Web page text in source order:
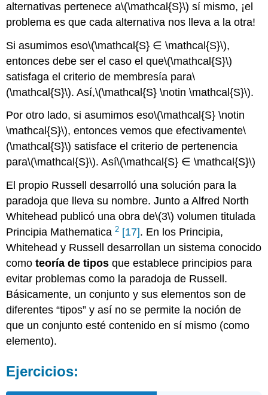
alternativas pertenece a\(\mathcal{S}\) sí mismo, ¡el
problema es que cada alternativa nos lleva a la otra!
Si asumimos eso\(\mathcal{S} ∈ \mathcal{S}\),
entonces debe ser el caso el que\(\mathcal{S}\)
satisfaga el criterio de membresía para\
(\mathcal{S}\). Así,\(\mathcal{S} \notin \mathcal{S}\).
Por otro lado, si asumimos eso\(\mathcal{S} \notin
\mathcal{S}\), entonces vemos que efectivamente\
(\mathcal{S}\) satisface el criterio de pertenencia
para\(\mathcal{S}\). Así\(\mathcal{S} ∈ \mathcal{S}\)
El propio Russell desarrolló una solución para la
paradoja que lleva su nombre. Junto a Alfred North
Whitehead publicó una obra de\(3\) volumen titulada
Principia Mathematica2 [17]. En los Principia,
Whitehead y Russell desarrollan un sistema conocido
comoteoría de tipos que establece principios para
evitar problemas como la paradoja de Russell.
Básicamente, un conjunto y sus elementos son de
diferentes “tipos” y así no se permite la noción de
que un conjunto esté contenido en sí mismo (como
elemento).
Ejercicios: